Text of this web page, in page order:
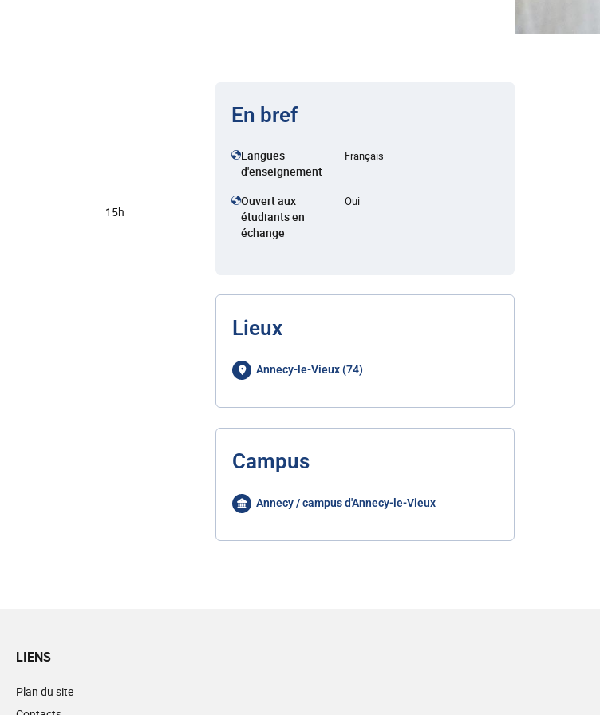
15h
En bref
Langues
d'enseignement
Français
Ouvert aux
étudiants en
échange
Oui
Lieux
Annecy-le-Vieux (74)
Campus
Annecy / campus d'Annecy-le-Vieux
LIENS
Plan du site